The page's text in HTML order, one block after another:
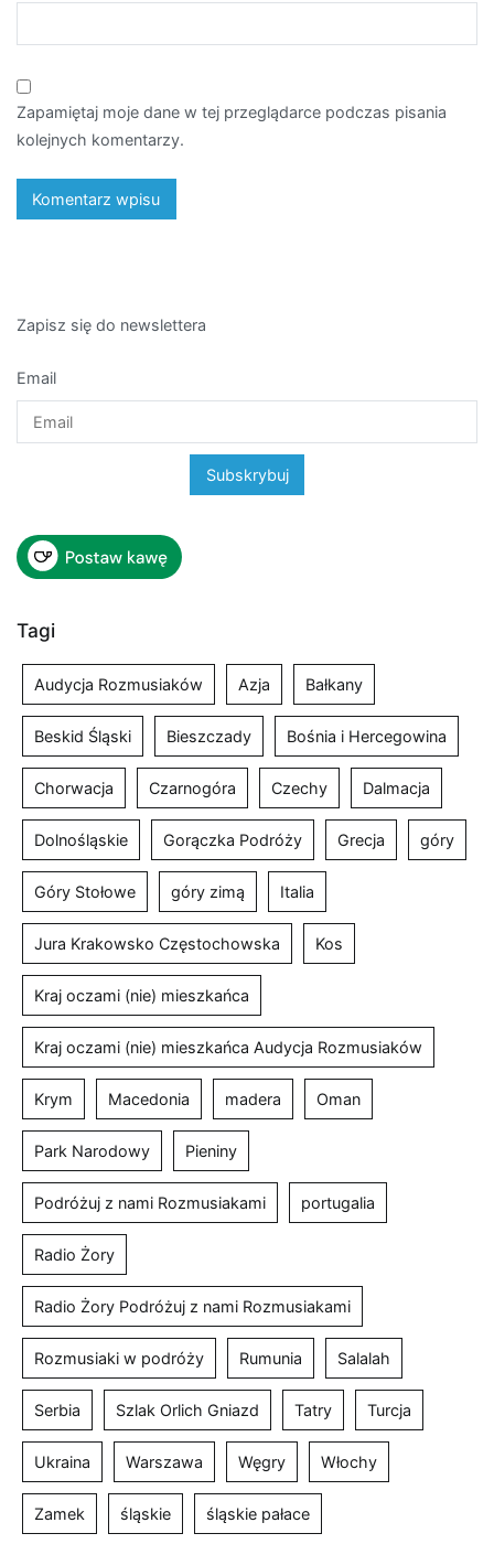
Zapamiętaj moje dane w tej przeglądarce podczas pisania
kolejnych komentarzy.
Zapisz się do newslettera
Email
Tagi
Audycja Rozmusiaków Azja Bałkany
Beskid Śląski Bieszczady Bośnia i Hercegowina
Chorwacja Czarnogóra Czechy Dalmacja
Dolnośląskie Gorączka Podróży Grecja góry
Góry Stołowe góry zimą Italia
Jura Krakowsko Częstochowska Kos
Kraj oczami (nie) mieszkańca
Kraj oczami (nie) mieszkańca Audycja Rozmusiaków
Krym Macedonia madera Oman
Park Narodowy Pieniny
Podróżuj z nami Rozmusiakami portugalia
Radio Żory
Radio Żory Podróżuj z nami Rozmusiakami
Rozmusiaki w podróży Rumunia Salalah
Serbia Szlak Orlich Gniazd Tatry Turcja
Ukraina Warszawa Węgry Włochy
Zamek śląskie śląskie pałace